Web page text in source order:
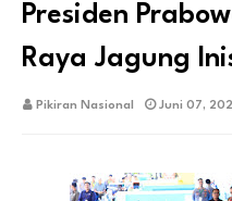
Presiden
Raya Jagung
Pikiran Nasional Juni 07,